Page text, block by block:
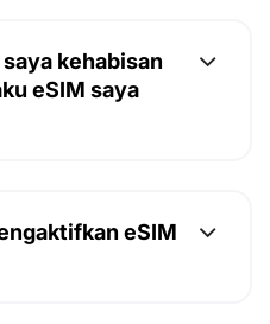
kehabisan
eSIM saya
eSIM